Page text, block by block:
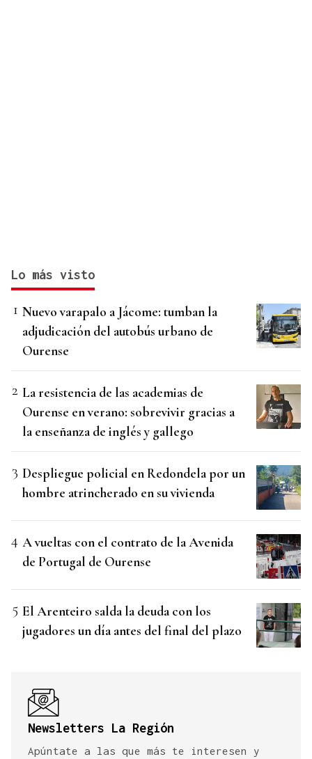
Lo más visto
Nuevo varapalo a Jácome: tumban la
adjudicación del autobús urbano de
Ourense
La resistencia de las academias de
Ourense en verano: sobrevivir gracias a
la enseñanza de inglés y gallego
Despliegue policial en Redondela por un
hombre atrincherado en su vivienda
A vueltas con el contrato de la Avenida
de Portugal de Ourense
El Arenteiro salda la deuda con los
jugadores un día antes del final del plazo
Newsletters La Región
Apúntate a las que más te interesen y